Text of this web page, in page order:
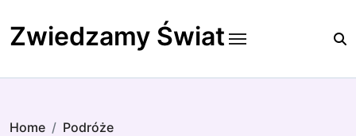
to
content
Zwiedzamy Świat
Home
Podróże